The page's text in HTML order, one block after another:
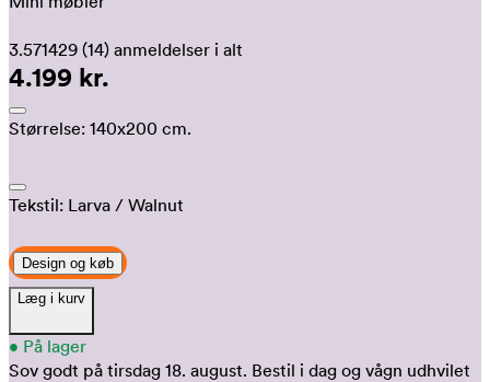
3.571429 (14) anmeldelser i alt
4.199 kr.
Størrelse: 140x200 cm.
Tekstil: Larva / Walnut
Design og køb
Læg i kurv
• På lager
Sov godt på tirsdag 18. august. Bestil i dag og vågn udhvilet